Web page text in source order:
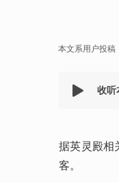
本文系用户投稿
收听
据英灵殿相
客。